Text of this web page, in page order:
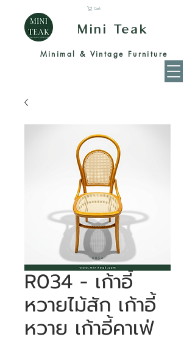
Mini Teak
Minimal & Vintage Furniture
Cart
R034 - เก้าอี้
หวายไม้สัก เก้าอี้
หวาย เก้าอี้คาเฟ่